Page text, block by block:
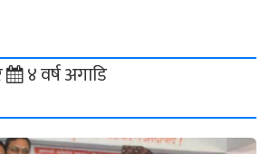
४ वर्ष अगाडि